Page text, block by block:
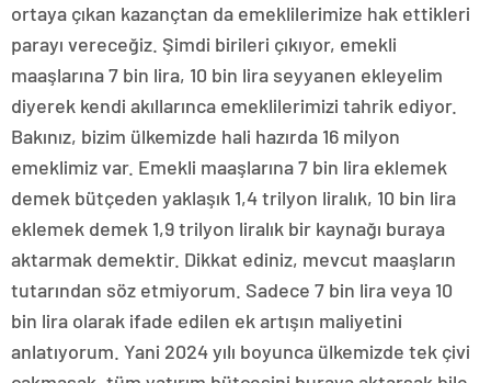
ortaya çıkan kazançtan da emeklilerimize hak ettikleri
parayı vereceğiz. Şimdi birileri çıkıyor, emekli
maaşlarına 7 bin lira, 10 bin lira seyyanen ekleyelim
diyerek kendi akıllarınca emeklilerimizi tahrik ediyor.
Bakınız, bizim ülkemizde hali hazırda 16 milyon
emeklimiz var. Emekli maaşlarına 7 bin lira eklemek
demek bütçeden yaklaşık 1,4 trilyon liralık, 10 bin lira
eklemek demek 1,9 trilyon liralık bir kaynağı buraya
aktarmak demektir. Dikkat ediniz, mevcut maaşların
tutarından söz etmiyorum. Sadece 7 bin lira veya 10
bin lira olarak ifade edilen ek artışın maliyetini
anlatıyorum. Yani 2024 yılı boyunca ülkemizde tek çivi